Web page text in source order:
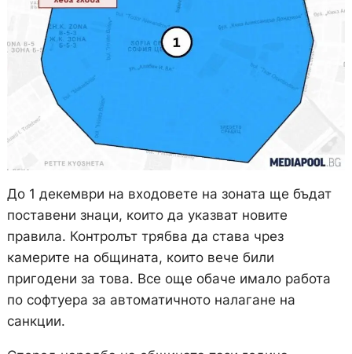
До 1 декември на входовете на зоната ще бъдат
поставени знаци, които да указват новите
правила. Контролът трябва да става чрез
камерите на общината, които вече били
пригодени за това. Все още обаче имало работа
по софтуера за автоматичното налагане на
санкции.